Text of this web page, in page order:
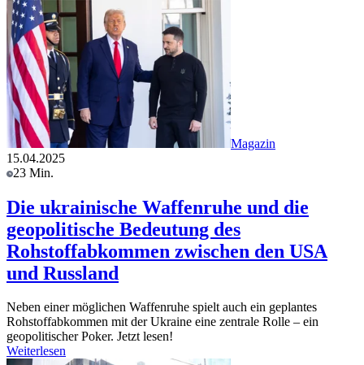
Magazin
15.04.2025
23 Min.
Die ukrainische Waffenruhe und die
geopolitische Bedeutung des
Rohstoffabkommen zwischen den USA
und Russland
Neben einer möglichen Waffenruhe spielt auch ein geplantes
Rohstoffabkommen mit der Ukraine eine zentrale Rolle – ein
geopolitischer Poker. Jetzt lesen!
Weiterlesen